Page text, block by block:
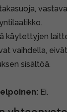
käytettyjen
vaihdella,
sisältöä.
Ei.